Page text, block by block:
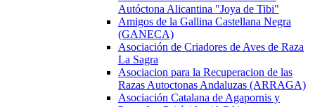
Autóctona Alicantina "Joya de Tibi"
Amigos de la Gallina Castellana Negra
(GANECA)
Asociación de Criadores de Aves de Raza
La Sagra
Asociacion para la Recuperacion de las
Razas Autoctonas Andaluzas (ARRAGA)
Asociación Catalana de Agapornis y